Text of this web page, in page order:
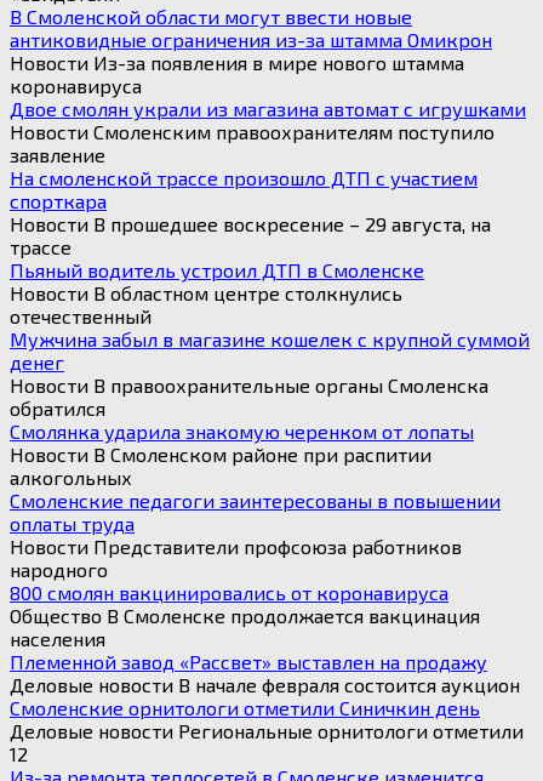
В Смоленской области могут ввести новые
антиковидные ограничения из-за штамма Омикрон
Новости Из-за появления в мире нового штамма
коронавируса
Двое смолян украли из магазина автомат с игрушками
Новости Смоленским правоохранителям поступило
заявление
На смоленской трассе произошло ДТП с участием
спорткара
Новости В прошедшее воскресение – 29 августа, на
трассе
Пьяный водитель устроил ДТП в Смоленске
Новости В областном центре столкнулись
отечественный
Мужчина забыл в магазине кошелек с крупной суммой
денег
Новости В правоохранительные органы Смоленска
обратился
Смолянка ударила знакомую черенком от лопаты
Новости В Смоленском районе при распитии
алкогольных
Смоленские педагоги заинтересованы в повышении
оплаты труда
Новости Представители профсоюза работников
народного
800 смолян вакцинировались от коронавируса
Общество В Смоленске продолжается вакцинация
населения
Племенной завод «Рассвет» выставлен на продажу
Деловые новости В начале февраля состоится аукцион
Смоленские орнитологи отметили Синичкин день
Деловые новости Региональные орнитологи отметили
12